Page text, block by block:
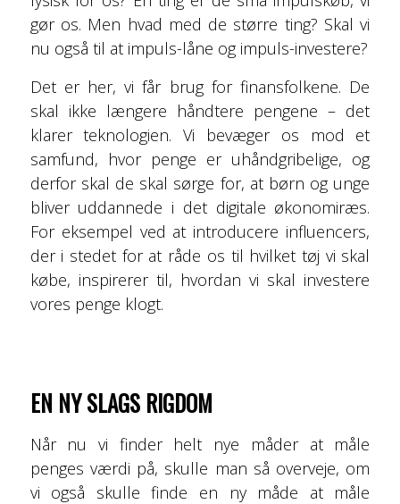
gør os. Men hvad med de større ting? Skal vi
nu også til at impuls-låne og impuls-investere?
Det er her, vi får brug for finansfolkene. De
skal ikke længere håndtere pengene – det
klarer teknologien. Vi bevæger os mod et
samfund, hvor penge er uhåndgribelige, og
derfor skal de skal sørge for, at børn og unge
bliver uddannede i det digitale økonomiræs.
For eksempel ved at introducere influencers,
der i stedet for at råde os til hvilket tøj vi skal
købe, inspirerer til, hvordan vi skal investere
vores penge klogt.
EN NY SLAGS RIGDOM
Når nu vi finder helt nye måder at måle
penges værdi på, skulle man så overveje, om
vi også skulle finde en ny måde at måle